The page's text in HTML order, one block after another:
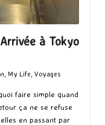
à Tokyo
, My Life, Voyages
faire simple quand
ça ne se refuse
en passant par